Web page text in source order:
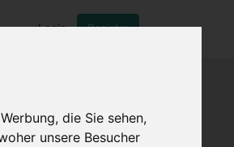
die Sie sehen,
unsere Besucher
Login Register